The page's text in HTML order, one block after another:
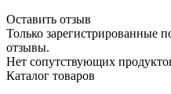
Оставить отзыв
Только зарегистрированные
отзывы.
Нет сопутствующих
Каталог товаров